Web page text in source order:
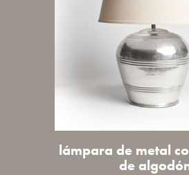
lámpara de metal
de